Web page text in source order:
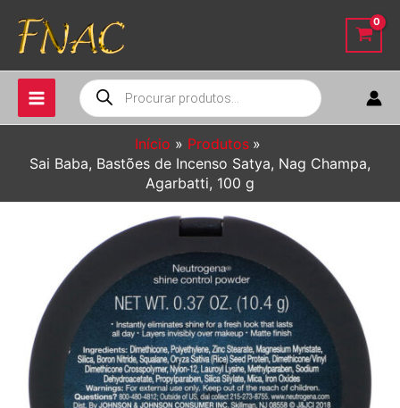
para
conteúdo
Pesquisar
produtos
Início
Produtos
Sai Baba, Bastões de Incenso Satya, Nag Champa,
Agarbatti, 100 g